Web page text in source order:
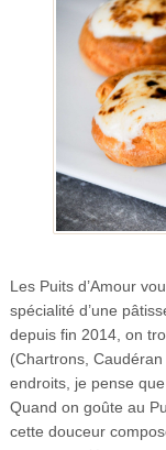
Les Puits d’Amour
spécialité d’une
depuis fin 2014, on
(Chartrons,
endroits, je pense que
Quand on goûte au
cette douceur